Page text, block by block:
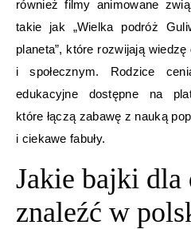
również filmy animowane
takie jak „Wielka podróż
planeta”, które rozwijają
i społecznym. Rodzice
edukacyjne dostępne na
które łączą zabawę z nauką
i ciekawe fabuły.
Jakie bajki dla
znaleźć w